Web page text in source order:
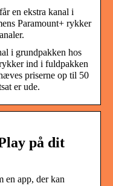
en ekstra kanal i
Paramount+ rykker
i grundpakken hos
ind i fuldpakken
priserne op til 50
er ude.
på dit
en app, der kan